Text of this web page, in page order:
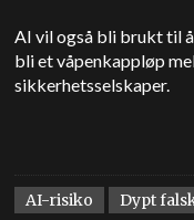
AI vil også bli brukt til
bli et våpenkappløp
sikkerhetsselskaper.
AI-risiko Dypt